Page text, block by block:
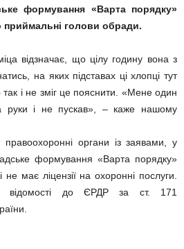
формування «Варта порядку»
голови обради.
відзначає, що цілу годину вона з
на яких підставах ці хлопці тут
і не зміг це пояснити. «Мене один
руки і не пускав», – каже нашому
органи із заявами, у
формування «Варта порядку»
має ліцензії на охоронні послуги.
відомості до ЄРДР за ст. 171